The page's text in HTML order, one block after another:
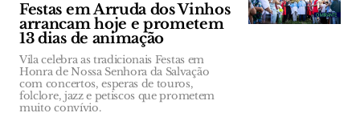
Festas em Arruda dos Vinhos
arrancam hoje e prometem
13 dias de animação
Vila celebra as tradicionais Festas em
Honra de Nossa Senhora da Salvação
com concertos, esperas de touros,
folclore, jazz e petiscos que prometem
muito convívio.